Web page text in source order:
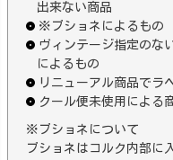
出来ない商品
※ブショネによるもの
ヴィンテージ指定のな
によるもの
リニューアル商品でラ
クール便未使用による
※ブショネについて
ブショネはコルク内部に